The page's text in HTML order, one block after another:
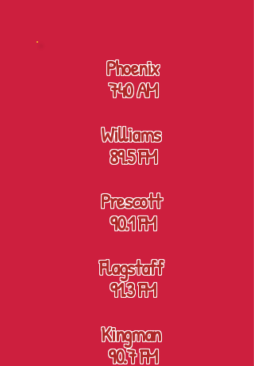
Phoenix
740 AM
Williams
89.5 FM
Prescott
90.1 FM
Flagstaff
91.3 FM
Kingman
90.7 FM